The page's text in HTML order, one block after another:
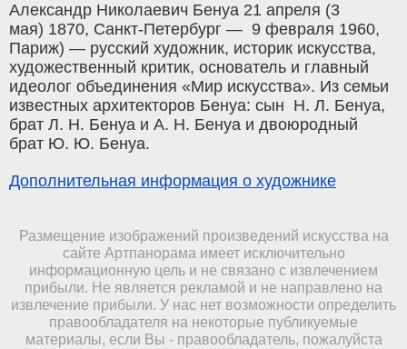
Александр Николаевич Бенуа 21 апреля (3
мая) 1870, Санкт-Петербург — 9 февраля 1960,
Париж) — русский художник, историк искусства,
художественный критик, основатель и главный
идеолог объединения «Мир искусства». Из семьи
известных архитекторов Бенуа: сын Н. Л. Бенуа,
брат Л. Н. Бенуа и А. Н. Бенуа и двоюродный
брат Ю. Ю. Бенуа.
Дополнительная информация о художнике
Размещение изображений произведений искусства на
сайте Артпанорама имеет исключительно
информационную цель и не связано с извлечением
прибыли. Не является рекламой и не направлено на
извлечение прибыли. У нас нет возможности определить
правообладателя на некоторые публикуемые
материалы, если Вы - правообладатель, пожалуйста